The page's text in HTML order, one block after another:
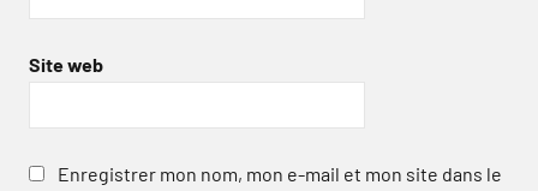
Site web
Enregistrer mon nom, mon e-mail et mon site dans le